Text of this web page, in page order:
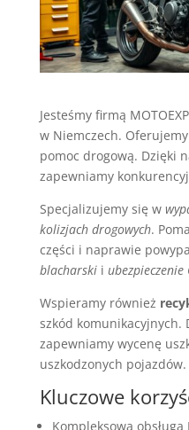
Jesteśmy firmą
w Niemczech. Oferujemy
pomoc drogową. Dzięki
zapewniamy
Specjalizujemy się w
kolizjach drogowych.
części i naprawie
blacharskii ubezpieczenie
Wspieramy również
szkód komunikacyjnych.
zapewniamy wycenę
uszkodzonych pojazdów.
Kluczowe
Kompleksowa